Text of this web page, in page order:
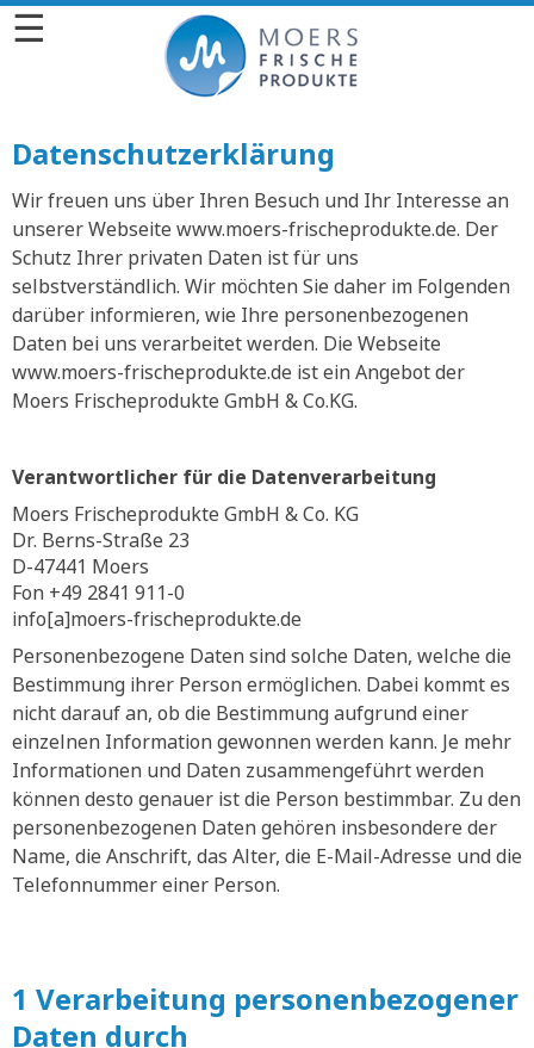
☰
Datenschutzerklärung
Wir freuen uns über Ihren Besuch und Ihr Interesse an
unserer Webseite www.moers-frischeprodukte.de. Der
Schutz Ihrer privaten Daten ist für uns
selbstverständlich. Wir möchten Sie daher im Folgenden
darüber informieren, wie Ihre personenbezogenen
Daten bei uns verarbeitet werden. Die Webseite
www.moers-frischeprodukte.de ist ein Angebot der
Moers Frischeprodukte GmbH & Co.KG.
Verantwortlicher für die Datenverarbeitung
Moers Frischeprodukte GmbH & Co. KG
Dr. Berns-Straße 23
D-47441 Moers
Fon +49 2841 911-0
info[a]moers-frischeprodukte.de
Personenbezogene Daten sind solche Daten, welche die
Bestimmung ihrer Person ermöglichen. Dabei kommt es
nicht darauf an, ob die Bestimmung aufgrund einer
einzelnen Information gewonnen werden kann. Je mehr
Informationen und Daten zusammengeführt werden
können desto genauer ist die Person bestimmbar. Zu den
personenbezogenen Daten gehören insbesondere der
Name, die Anschrift, das Alter, die E-Mail-Adresse und die
Telefonnummer einer Person.
1 Verarbeitung personenbezogener
Daten durch